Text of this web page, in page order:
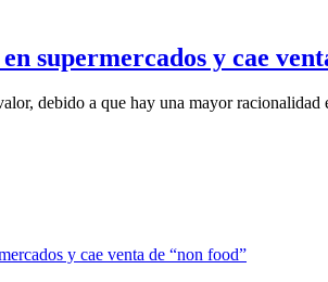
supermercados y cae
debido a que hay una mayor